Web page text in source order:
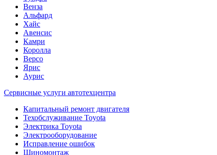
Венза
Альфард
Хайс
Авенсис
Камри
Королла
Версо
Ярис
Аурис
Сервисные услуги автотехцентра
Капитальный ремонт двигателя
Техобслуживание Toyota
Электрика Toyota
Электрооборудование
Исправление ошибок
Шиномонтаж